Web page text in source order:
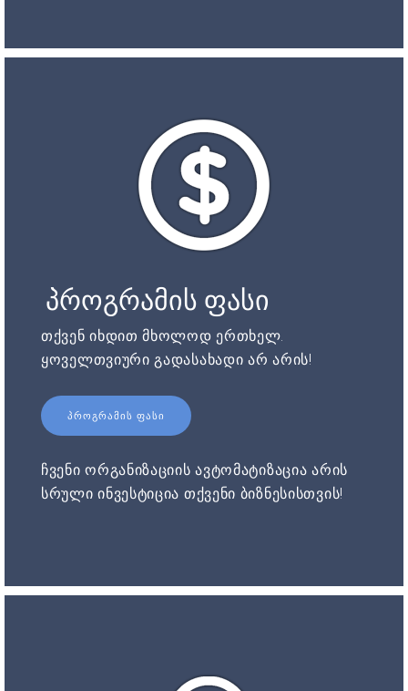
პროგრამის ფასი
თქვენ იხდით მხოლოდ ერთხელ.
ყოველთვიური გადასახადი არ არის!
ᲞᲠᲝᲒᲠᲐᲛᲘᲡ ᲤᲐᲡᲘ
ჩვენი ორგანიზაციის ავტომატიზაცია არის
სრული ინვესტიცია თქვენი ბიზნესისთვის!